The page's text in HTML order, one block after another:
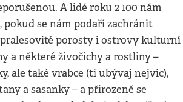
A lidé roku 2 100 nám
pokud se nám podaří zachránit
pralesovité porosty i ostrovy kulturní
a některé živočichy a rostliny –
ale také vrabce (ti ubývaj nejvíc),
a sasanky – a přirozeně se